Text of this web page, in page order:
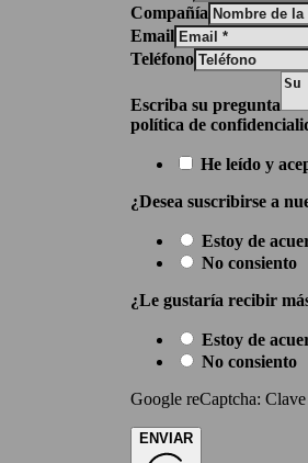
Compañía
Email
Teléfono
Escriba su pregunta
política de
He leído y
¿Desea suscribirse a
Estoy de
No consiento
¿Le gustaría recibir
Estoy de
No consiento
Google reCaptcha:
ENVIAR